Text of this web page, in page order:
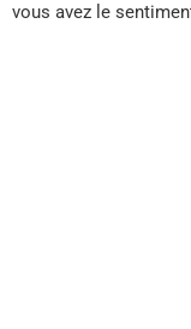
vous avez le